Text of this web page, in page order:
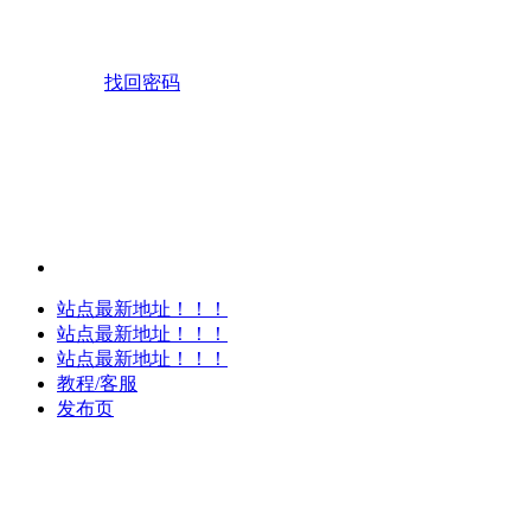
找回密码
站点最新地址！！！
站点最新地址！！！
站点最新地址！！！
教程/客服
发布页